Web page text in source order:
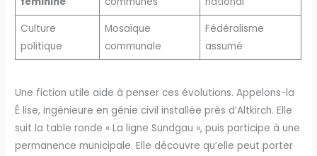
Culture
politique
Mosaïque
communale
Fédéralisme
assumé
Une fiction utile aide à penser ces évolutions. Appelons-la
É lise, ingénieure en génie civil installée près d’Altkirch. Elle
suit la table ronde « La ligne Sundgau », puis participe à une
permanence municipale. Elle découvre qu’elle peut porter